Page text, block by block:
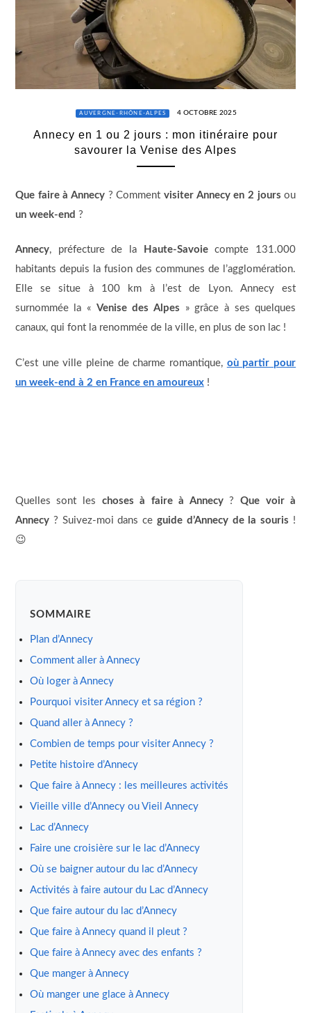
AUVERGNE-RHÔNE-ALPES 4 OCTOBRE 2025
Annecy en 1 ou 2 jours : mon itinéraire pour
savourer la Venise des Alpes
Que faire à Annecy? Comment visiter Annecy en 2 jours ou
un week-end ?
Annecy, préfecture de la Haute-Savoiecompte 131.000
habitants depuis la fusion des communes de l’agglomération.
Elle se situe à 100 km à l’est de Lyon. Annecy est
surnommée la « Venise des Alpes » grâce à ses quelques
canaux, qui font la renommée de la ville, en plus de son lac !
C’est une ville pleine de charme romantique, où partir pour
un week-end à 2 en France en amoureux!
Quelles sont les choses à faire à Annecy?Que voir à
Annecy? Suivez-moi dans ce guide d’Annecy de la souris !
😉
SOMMAIRE
Plan d’Annecy
Comment aller à Annecy
Où loger à Annecy
Pourquoi visiter Annecy et sa région ?
Quand aller à Annecy ?
Combien de temps pour visiter Annecy ?
Petite histoire d’Annecy
Que faire à Annecy : les meilleures activités
Vieille ville d’Annecy ou Vieil Annecy
Lac d’Annecy
Faire une croisière sur le lac d’Annecy
Où se baigner autour du lac d’Annecy
Activités à faire autour du Lac d’Annecy
Que faire autour du lac d’Annecy
Que faire à Annecy quand il pleut ?
Que faire à Annecy avec des enfants ?
Que manger à Annecy
Où manger une glace à Annecy